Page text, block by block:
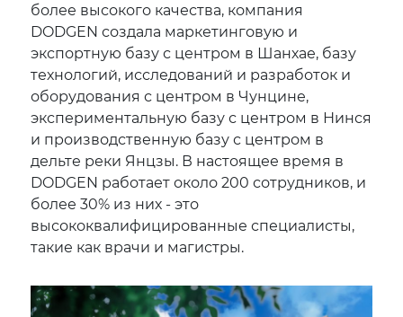
более высокого качества, компания
DODGEN создала маркетинговую и
экспортную базу с центром в Шанхае, базу
технологий, исследований и разработок и
оборудования с центром в Чунцине,
экспериментальную базу с центром в Нинся
и производственную базу с центром в
дельте реки Янцзы. В настоящее время в
DODGEN работает около 200 сотрудников, и
более 30% из них - это
высококвалифицированные специалисты,
такие как врачи и магистры.